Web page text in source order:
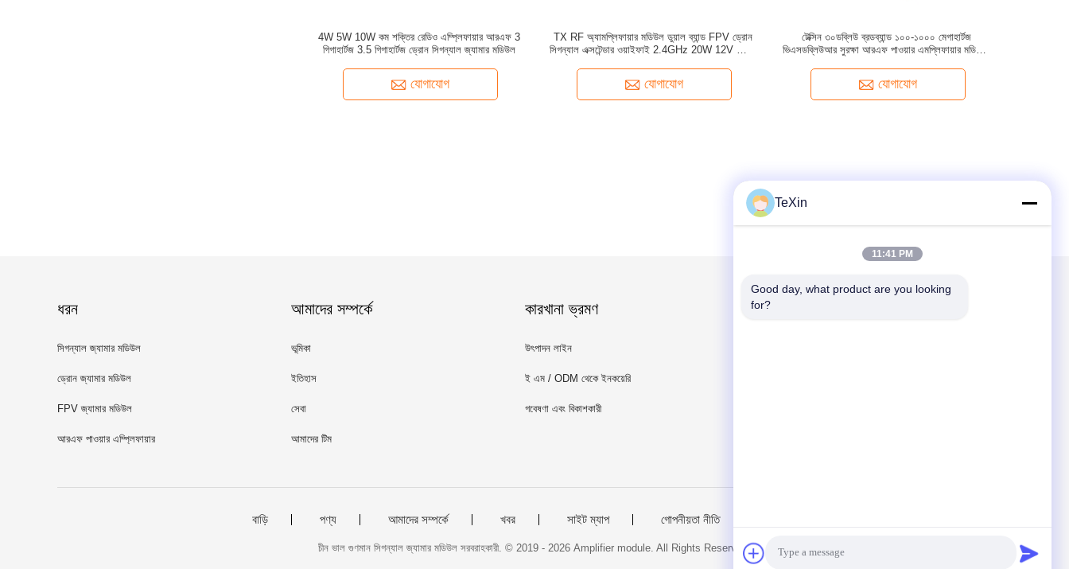
4W 5W 10W কম শক্তির রেডিও এম্প্লিফায়ার আরএফ 3
গিগাহার্টজ 3.5 গিগাহার্টজ ড্রোন সিগন্যাল জ্যামার মডিউল
যোগাযোগ
TX RF অ্যামপ্লিফায়ার মডিউল ডুয়াল ব্যান্ড FPV ড্রোন
সিগন্যাল এক্সটেন্ডার ওয়াইফাই 2.4GHz 20W 12V ড্রোন
যোগাযোগ
টেক্সিন ৩০ডব্লিউ ব্রডব্যান্ড ১০০-১০০০ মেগাহার্টজ
ভিএসডব্লিউআর সুরক্ষা আরএফ পাওয়ার এমপ্লিফায়ার মডিউল,
যোগাযোগ
ধরন
সিগন্যাল জ্যামার মডিউল
ড্রোন জ্যামার মডিউল
FPV জ্যামার মডিউল
আরএফ পাওয়ার এম্প্লিফায়ার
আমাদের সম্পর্কে
ভূমিকা
ইতিহাস
সেবা
আমাদের টিম
কারখানা ভ্রমণ
উৎপাদন লাইন
ই এম / ODM থেকে ইনকয়েরি
গবেষণা এবং বিকাশকারী
আমাদের মেইল ​​করুন
বাড়ি পণ্য আমাদের সম্পর্কে খবর সাইট ম্যাপ গোপনীয়তা নীতি
চীন ভাল গুণমান সিগন্যাল জ্যামার মডিউল সরবরাহকারী. © 2019 - 2026 Amplifier module. All Rights Reserved.
TeXin
11:41 PM
Good day, what product are you looking
for?